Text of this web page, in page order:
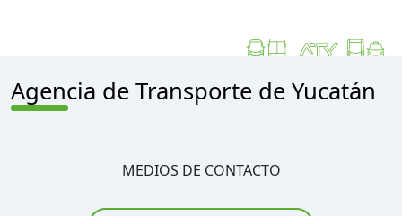
Agencia de Transporte de Yucatán
MEDIOS DE CONTACTO